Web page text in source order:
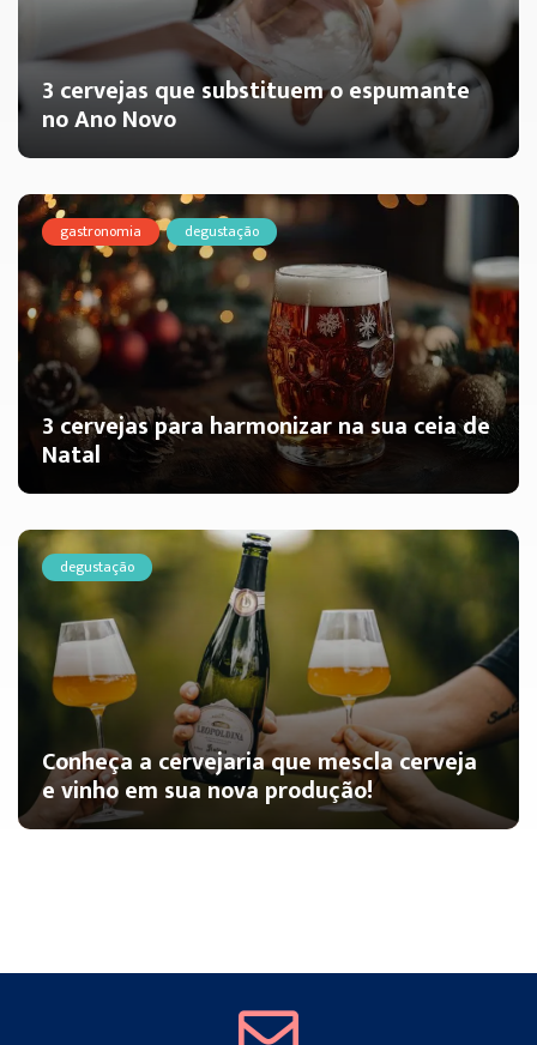
3 cervejas que substituem o espumante
no Ano Novo
gastronomia degustação
3 cervejas para harmonizar na sua ceia de
Natal
degustação
Conheça a cervejaria que mescla cerveja
e vinho em sua nova produção!